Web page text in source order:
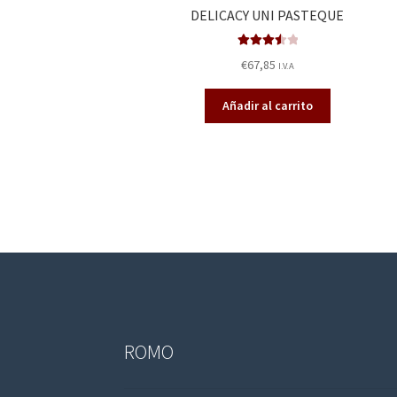
DELICACY UNI PASTEQUE
en3.60
de 5
€67,85 I.V.A
Añadir al carrito
ROMO